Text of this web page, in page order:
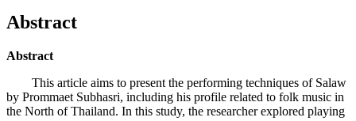
Abstract
Abstract
This article aims to present the performing techniques of Salaw
by Prommaet Subhasri, including his profile related to folk music in
the North of Thailand. In this study, the researcher explored playing